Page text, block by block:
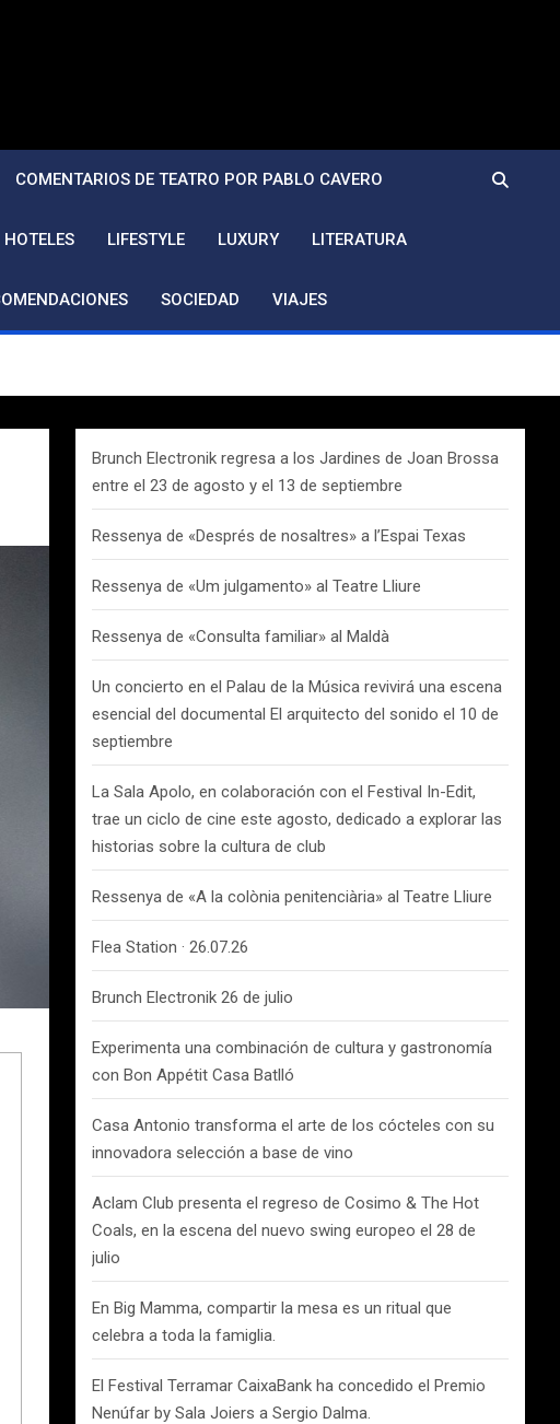
COMENTARIOS DE TEATRO POR PABLO CAVERO
HOTELES LIFESTYLE LUXURY LITERATURA
SOCIEDAD VIAJES
Brunch Electronik regresa a los Jardines de Joan Brossa
entre el 23 de agosto y el 13 de septiembre
Ressenya de «Després de nosaltres» a l’Espai Texas
Ressenya de «Um julgamento» al Teatre Lliure
Ressenya de «Consulta familiar» al Maldà
Un concierto en el Palau de la Música revivirá una escena
esencial del documental El arquitecto del sonido el 10 de
septiembre
La Sala Apolo, en colaboración con el Festival In-Edit,
trae un ciclo de cine este agosto, dedicado a explorar las
historias sobre la cultura de club
Ressenya de «A la colònia penitenciària» al Teatre Lliure
Flea Station · 26.07.26
Brunch Electronik 26 de julio
Experimenta una combinación de cultura y gastronomía
con Bon Appétit Casa Batlló
Casa Antonio transforma el arte de los cócteles con su
innovadora selección a base de vino
Aclam Club presenta el regreso de Cosimo & The Hot
Coals, en la escena del nuevo swing europeo el 28 de
julio
En Big Mamma, compartir la mesa es un ritual que
celebra a toda la famiglia.
El Festival Terramar CaixaBank ha concedido el Premio
Nenúfar by Sala Joiers a Sergio Dalma.